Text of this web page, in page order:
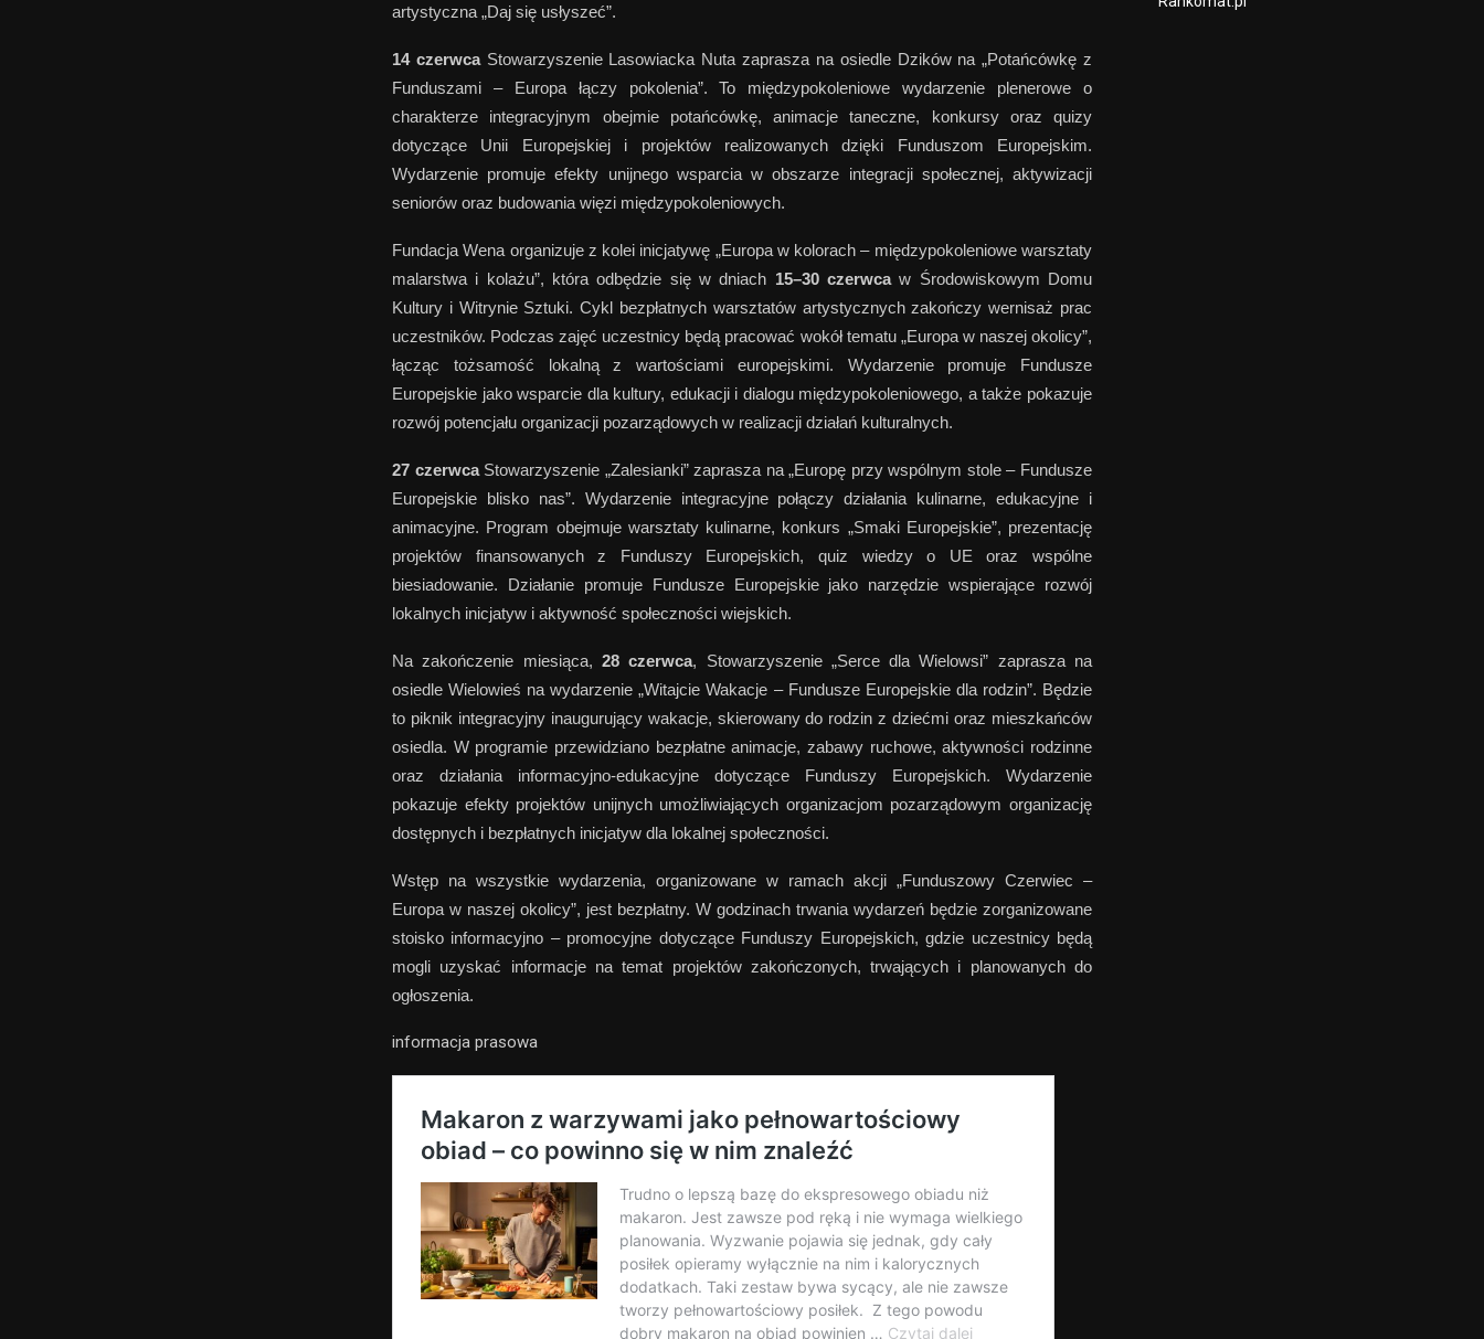
artystyczna „Daj się usłyszeć”.
14 czerwcaStowarzyszenie Lasowiacka Nuta zaprasza na osiedle Dzików na „Potańcówkę z
Funduszami – Europa łączy pokolenia”. To międzypokoleniowe wydarzenie plenerowe o
charakterze integracyjnym obejmie potańcówkę, animacje taneczne, konkursy oraz quizy
dotyczące Unii Europejskiej i projektów realizowanych dzięki Funduszom Europejskim.
Wydarzenie promuje efekty unijnego wsparcia w obszarze integracji społecznej, aktywizacji
seniorów oraz budowania więzi międzypokoleniowych.
Fundacja Wena organizuje z kolei inicjatywę „Europa w kolorach – międzypokoleniowe warsztaty
malarstwa i kolażu”, która odbędzie się w dniach 15–30 czerwcaw Środowiskowym Domu
Kultury i Witrynie Sztuki. Cykl bezpłatnych warsztatów artystycznych zakończy wernisaż prac
uczestników. Podczas zajęć uczestnicy będą pracować wokół tematu „Europa w naszej okolicy”,
łącząc tożsamość lokalną z wartościami europejskimi. Wydarzenie promuje Fundusze
Europejskie jako wsparcie dla kultury, edukacji i dialogu międzypokoleniowego, a także pokazuje
rozwój potencjału organizacji pozarządowych w realizacji działań kulturalnych.
27 czerwcaStowarzyszenie „Zalesianki” zaprasza na „Europę przy wspólnym stole – Fundusze
Europejskie blisko nas”. Wydarzenie integracyjne połączy działania kulinarne, edukacyjne i
animacyjne. Program obejmuje warsztaty kulinarne, konkurs „Smaki Europejskie”, prezentację
projektów finansowanych z Funduszy Europejskich, quiz wiedzy o UE oraz wspólne
biesiadowanie. Działanie promuje Fundusze Europejskie jako narzędzie wspierające rozwój
lokalnych inicjatyw i aktywność społeczności wiejskich.
Na zakończenie miesiąca, 28 czerwca, Stowarzyszenie „Serce dla Wielowsi” zaprasza na
osiedle Wielowieś na wydarzenie „Witajcie Wakacje – Fundusze Europejskie dla rodzin”. Będzie
to piknik integracyjny inaugurujący wakacje, skierowany do rodzin z dziećmi oraz mieszkańców
osiedla. W programie przewidziano bezpłatne animacje, zabawy ruchowe, aktywności rodzinne
oraz działania informacyjno-edukacyjne dotyczące Funduszy Europejskich. Wydarzenie
pokazuje efekty projektów unijnych umożliwiających organizacjom pozarządowym organizację
dostępnych i bezpłatnych inicjatyw dla lokalnej społeczności.
Wstęp na wszystkie wydarzenia, organizowane w ramach akcji „Funduszowy Czerwiec –
Europa w naszej okolicy”, jest bezpłatny. W godzinach trwania wydarzeń będzie zorganizowane
stoisko informacyjno – promocyjne dotyczące Funduszy Europejskich, gdzie uczestnicy będą
mogli uzyskać informacje na temat projektów zakończonych, trwających i planowanych do
ogłoszenia.
informacja prasowa